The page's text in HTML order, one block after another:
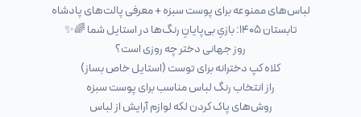
لباس‌های ممنوعه برای پوست سبزه + معرفی پالت‌های پادشاه
تابستان ۱۴۰۵: بازیِ بی‌پایانِ رنگ‌ها در استایل شما 🌈✨
روز جهانی دختر چه روزی است؟
کلاه کپ دخترانه برای توست (استایل خاص بساز)
راز انتخاب رنگ لباس مناسب برای پوست سبزه
روش‌های پاک کردن لکه لوازم آرایش از لباس